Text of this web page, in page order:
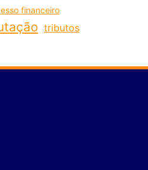
financeiro
tributos